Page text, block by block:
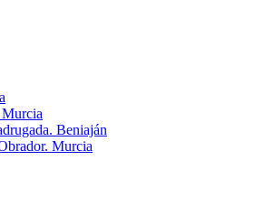
Beniaján
Murcia